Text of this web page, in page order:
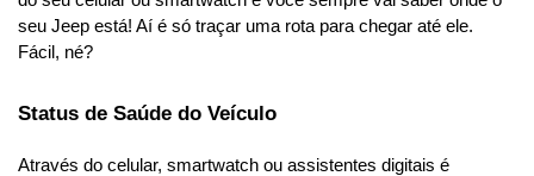
seu Jeep está! Aí é só traçar uma rota para chegar até ele.
Fácil, né?
Status de Saúde do Veículo
Através do celular, smartwatch ou assistentes digitais é